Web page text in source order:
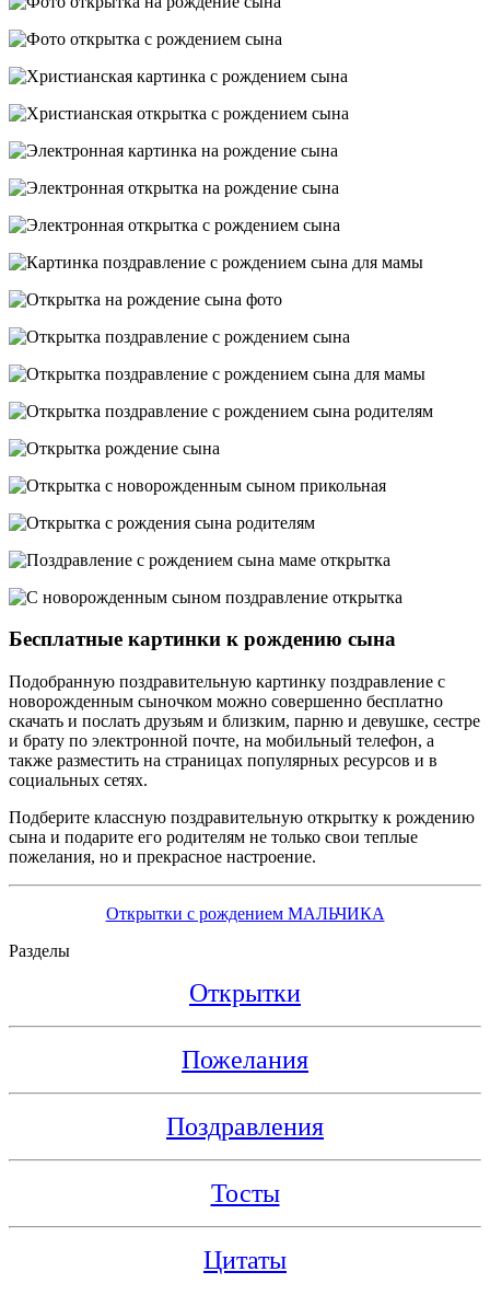
Бесплатные картинки к рождению сына
Подобранную поздравительную картинку поздравление с
новорожденным сыночком можно совершенно бесплатно
скачать и послать друзьям и близким, парню и девушке, сестре
и брату по электронной почте, на мобильный телефон, а
также разместить на страницах популярных ресурсов и в
социальных сетях.
Подберите классную поздравительную открытку к рождению
сына и подарите его родителям не только свои теплые
пожелания, но и прекрасное настроение.
Открытки с рождением МАЛЬЧИКА
Разделы
Открытки
Пожелания
Поздравления
Тосты
Цитаты